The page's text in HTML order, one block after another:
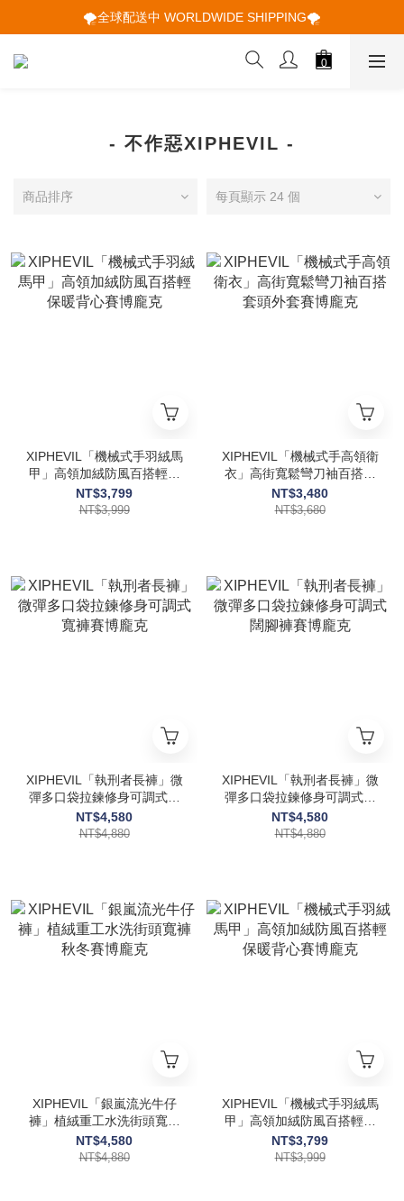
🌪️全球配送中 WORLDWIDE SHIPPING🌪️
🌪️全球配送中 WORLDWIDE SHIPPING🌪️
🕋 𝙐𝙋 𝙏𝙊 𝟮𝟬% 𝙊𝙁𝙁 "立即領取折扣
- 不作惡XIPHEVIL -
商品排序 每頁顯示 24 個
XIPHEVIL「機械式手羽絨馬
甲」高領加絨防風百搭輕保
暖背心賽博龐克
NT$3,799
NT$3,999
XIPHEVIL「機械式手高領衛
衣」高街寬鬆彎刀袖百搭套
頭外套賽博龐克
NT$3,480
NT$3,680
XIPHEVIL「執刑者長褲」微
彈多口袋拉鍊修身可調式寬
褲賽博龐克
NT$4,580
NT$4,880
XIPHEVIL「執刑者長褲」微
彈多口袋拉鍊修身可調式闊
腳褲賽博龐克
NT$4,580
NT$4,880
XIPHEVIL「銀嵐流光牛仔
褲」植絨重工水洗街頭寬褲
秋冬賽博龐克
NT$4,580
NT$4,880
XIPHEVIL「機械式手羽絨馬
甲」高領加絨防風百搭輕保
暖背心賽博龐克
NT$3,799
NT$3,999